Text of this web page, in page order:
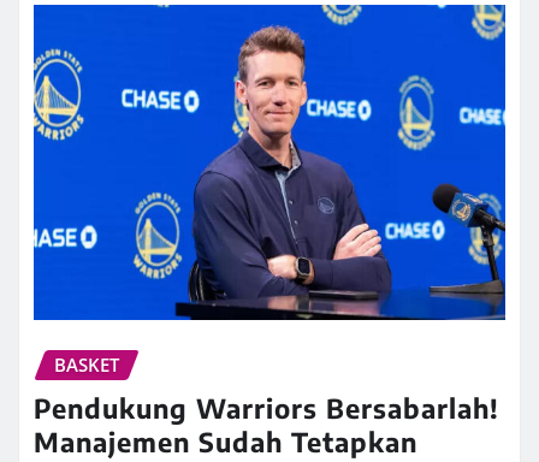
BASKET
Pendukung Warriors Bersabarlah!
Manajemen Sudah Tetapkan